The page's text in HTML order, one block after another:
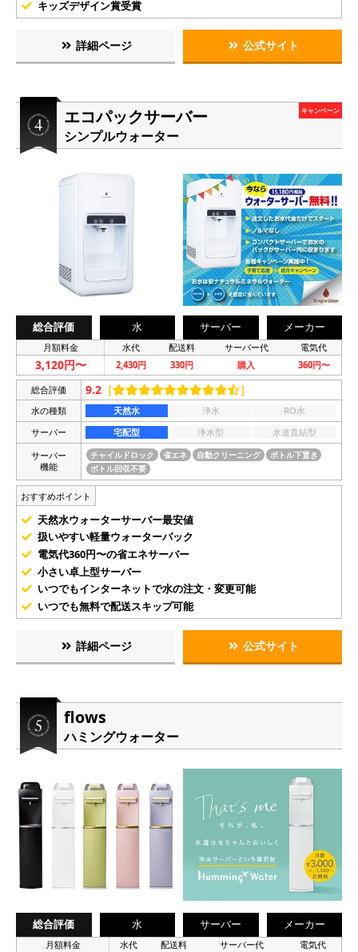
キッズデザイン賞受賞
詳細ページ 公式サイト
エコパックサーバー
シンプルウォーター
キャンペーン
総合評価 水 サーバー メーカー
月額料金 水代 配送料 サーバー代 電気代
3,120円〜 2,430円 330円 購入 360円〜
総合評価 9.2 ［ ］
水の種類 天然水 浄水
RO水
サーバー
宅配型 浄水型
水道直結型
サーバー
機能
チャイルドロック 省エネ 自動クリーニング
ボトル下置き
ボトル回収不要
おすすめポイント
天然水ウォーターサーバー最安値
扱いやすい軽量ウォーターパック
電気代360円〜の省エネサーバー
小さい卓上型サーバー
いつでもインターネットで水の注文・変更可能
いつでも無料で配送スキップ可能
詳細ページ 公式サイト
flows
ハミングウォーター
総合評価 水 サーバー メーカー
月額料金 水代 配送料 サーバー代 電気代